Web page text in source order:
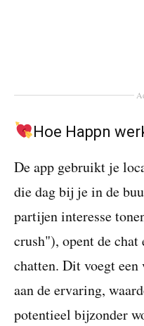
Hoe Happn
De app gebruikt je
die dag bij je in de
partijen interesse
crush"), opent de
chatten. Dit voegt
aan de ervaring,
potentieel bijzonder